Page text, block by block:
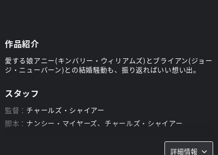
作品紹介
愛する娘アニー(キンバリー・ウィリアムズ)とブライアン(ジョー
ジ・ニューバーン)との結婚騒動も、振り返ればいい想い出。
スタッフ
監督： チャールズ・シャイアー
脚本： ナンシー・マイヤーズ、チャールズ・シャイアー
詳細情報